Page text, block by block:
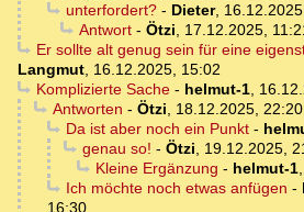
unterfordert?- Dieter,
Antwort- Ötzi, 17.12.2025,
Er sollte alt genug sein für eine
Langmut, 16.12.2025, 15:02
Komplizierte Sache- helmut-1,
Antworten - Ötzi, 18.12.2025, 22:20
Da ist aber noch ein Punkt-
genau so! - Ötzi, 19.12.2025,
Kleine Ergänzung - helmut-1,
Ich möchte noch etwas anfügen -
16:30